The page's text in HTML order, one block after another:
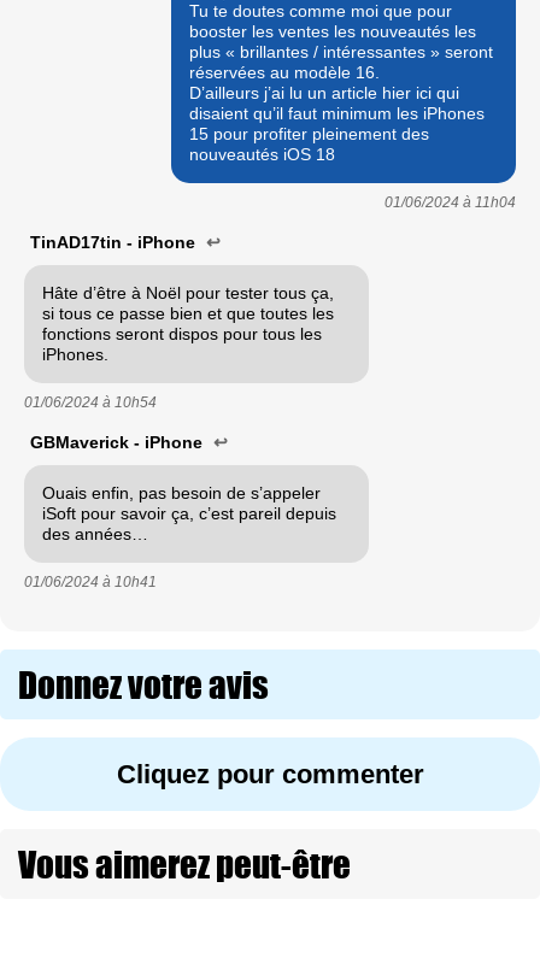
Tu te doutes comme moi que pour
booster les ventes les nouveautés les
plus « brillantes / intéressantes » seront
réservées au modèle 16.
D’ailleurs j’ai lu un article hier ici qui
disaient qu’il faut minimum les iPhones
15 pour profiter pleinement des
nouveautés iOS 18
01/06/2024 à 11h04
TinAD17tin - iPhone ↩
Hâte d’être à Noël pour tester tous ça,
si tous ce passe bien et que toutes les
fonctions seront dispos pour tous les
iPhones.
01/06/2024 à 10h54
GBMaverick - iPhone ↩
Ouais enfin, pas besoin de s’appeler
iSoft pour savoir ça, c’est pareil depuis
des années…
01/06/2024 à 10h41
Donnez votre avis
Cliquez pour commenter
Vous aimerez peut-être